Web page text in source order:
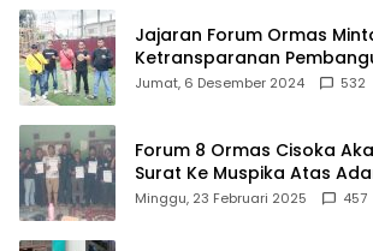
Jajaran Forum Ormas
Ketransparanan
Damkar Di Kecamatan
Jumat, 6 Desember 2024 532
Forum 8 Ormas Cisoka
Surat Ke Muspika Atas
Matel di Cisoka
Minggu, 23 Februari 2025 457